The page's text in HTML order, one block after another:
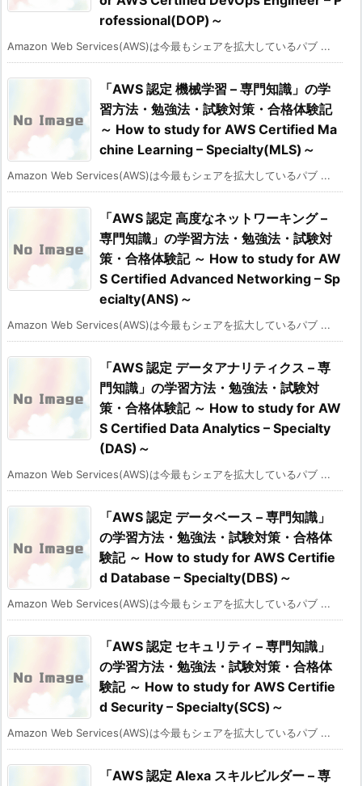
rofessional(DOP)～
Amazon Web Services(AWS)は今最もシェアを拡大しているパブ ...
「AWS 認定 機械学習 – 専門知識」の学
習方法・勉強法・試験対策・合格体験記
～ How to study for AWS Certified Ma
chine Learning – Specialty(MLS)～
Amazon Web Services(AWS)は今最もシェアを拡大しているパブ ...
「AWS 認定 高度なネットワーキング –
専門知識」の学習方法・勉強法・試験対
策・合格体験記 ～ How to study for AW
S Certified Advanced Networking – Sp
ecialty(ANS)～
Amazon Web Services(AWS)は今最もシェアを拡大しているパブ ...
「AWS 認定 データアナリティクス – 専
門知識」の学習方法・勉強法・試験対
策・合格体験記 ～ How to study for AW
S Certified Data Analytics – Specialty
(DAS)～
Amazon Web Services(AWS)は今最もシェアを拡大しているパブ ...
「AWS 認定 データベース – 専門知識」
の学習方法・勉強法・試験対策・合格体
験記 ～ How to study for AWS Certifie
d Database – Specialty(DBS)～
Amazon Web Services(AWS)は今最もシェアを拡大しているパブ ...
「AWS 認定 セキュリティ – 専門知識」
の学習方法・勉強法・試験対策・合格体
験記 ～ How to study for AWS Certifie
d Security – Specialty(SCS)～
Amazon Web Services(AWS)は今最もシェアを拡大しているパブ ...
「AWS 認定 Alexa スキルビルダー – 専